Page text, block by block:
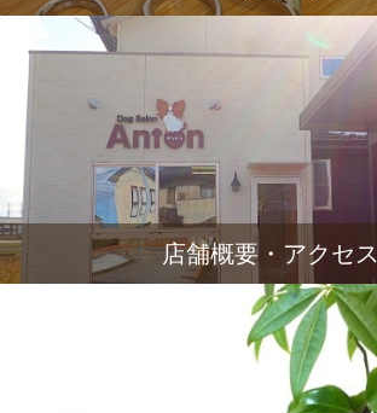
店舗概要・アクセス